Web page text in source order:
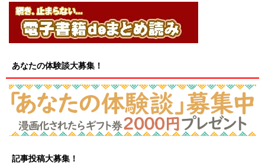
あなたの体験談大募集！
記事投稿大募集！